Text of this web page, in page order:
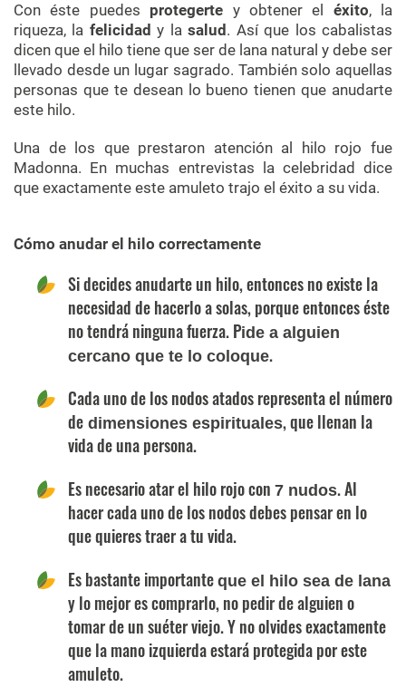
Con éste puedes protegerte y obtener el éxito, la
riqueza, la felicidady lasalud . Así que los cabalistas
dicen que el hilo tiene que ser de lana natural y debe ser
llevado desde un lugar sagrado. También solo aquellas
personas que te desean lo bueno tienen que anudarte
este hilo.
Una de los que prestaron atención al hilo rojo fue
Madonna. En muchas entrevistas la celebridad dice
que exactamente este amuleto trajo el éxito a su vida.
Cómo anudar el hilo correctamente
Si decides anudarte un hilo, entonces no existe la
necesidad de hacerlo a solas, porque entonces éste
no tendrá ninguna fuerza. Pide a alguien
cercano que te lo coloque.
Cada uno de los nodos atados representa el número
de dimensiones espirituales, que llenan la
vida de una persona.
Es necesario atar el hilo rojo con 7 nudos. Al
hacer cada uno de los nodos debes pensar en lo
que quieres traer a tu vida.
Es bastante importante que el hilo sea de lana
y lo mejor es comprarlo, no pedir de alguien o
tomar de un suéter viejo. Y no olvides exactamente
que la mano izquierda estará protegida por este
amuleto.